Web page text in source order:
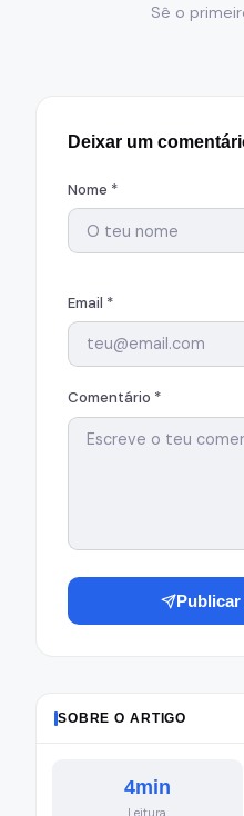
Sê o
Deixar um
Nome *
Email *
Comentário *
SOBRE O ARTIGO
4min